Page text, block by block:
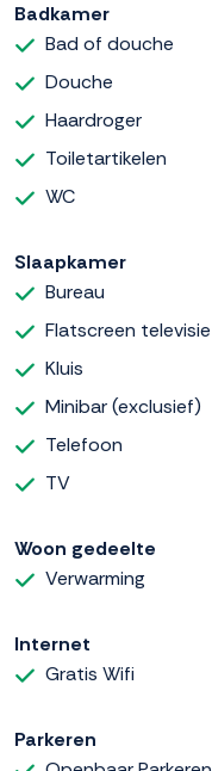
Badkamer
Bad of douche
Douche
Haardroger
Toiletartikelen
WC
Slaapkamer
Bureau
Flatscreen televisie
Kluis
Minibar (exclusief)
Telefoon
TV
Woon gedeelte
Verwarming
Internet
Gratis Wifi
Parkeren